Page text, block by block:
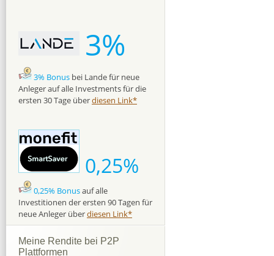
3%
3% Bonus bei Lande für neue
Anleger auf alle Investments für die
ersten 30 Tage überdiesen Link*
0,25%
0,25% Bonusauf alle
Investitionen der ersten 90 Tagen für
neue Anleger überdiesen Link*
Meine Rendite bei P2P
Plattformen